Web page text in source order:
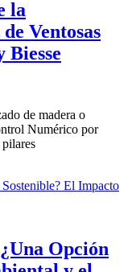
la
Ventosas
de madera o
Numérico por
Opción